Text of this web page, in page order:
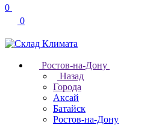
0
0
Ростов-на-Дону
Назад
Города
Аксай
Батайск
Ростов-на-Дону